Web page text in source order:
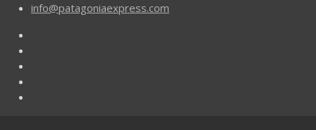
info@patagoniaexpress.com